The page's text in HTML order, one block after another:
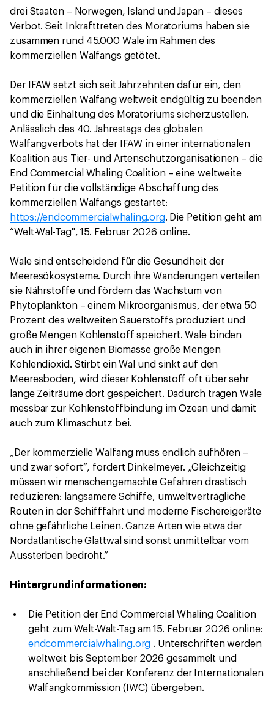
drei Staaten – Norwegen, Island und Japan – dieses
Verbot. Seit Inkrafttreten des Moratoriums haben sie
zusammen rund 45.000 Wale im Rahmen des
kommerziellen Walfangs getötet.
Der IFAW setzt sich seit Jahrzehnten dafür ein, den
kommerziellen Walfang weltweit endgültig zu beenden
und die Einhaltung des Moratoriums sicherzustellen.
Anlässlich des 40. Jahrestags des globalen
Walfangverbots hat der IFAW in einer internationalen
Koalition aus Tier- und Artenschutzorganisationen – die
End Commercial Whaling Coalition – eine weltweite
Petition für die vollständige Abschaffung des
kommerziellen Walfangs gestartet:
https://endcommercialwhaling.org. Die Petition geht am
“Welt-Wal-Tag", 15. Februar 2026 online.
Wale sind entscheidend für die Gesundheit der
Meeresökosysteme. Durch ihre Wanderungen verteilen
sie Nährstoffe und fördern das Wachstum von
Phytoplankton – einem Mikroorganismus, der etwa 50
Prozent des weltweiten Sauerstoffs produziert und
große Mengen Kohlenstoff speichert. Wale binden
auch in ihrer eigenen Biomasse große Mengen
Kohlendioxid. Stirbt ein Wal und sinkt auf den
Meeresboden, wird dieser Kohlenstoff oft über sehr
lange Zeiträume dort gespeichert. Dadurch tragen Wale
messbar zur Kohlenstoffbindung im Ozean und damit
auch zum Klimaschutz bei.
„Der kommerzielle Walfang muss endlich aufhören –
und zwar sofort“, fordert Dinkelmeyer. „Gleichzeitig
müssen wir menschengemachte Gefahren drastisch
reduzieren: langsamere Schiffe, umweltverträgliche
Routen in der Schifffahrt und moderne Fischereigeräte
ohne gefährliche Leinen. Ganze Arten wie etwa der
Nordatlantische Glattwal sind sonst unmittelbar vom
Aussterben bedroht.“
Hintergrundinformationen:
Die Petition der End Commercial Whaling Coalition
geht zum Welt-Walt-Tag am 15. Februar 2026 online:
endcommercialwhaling.org . Unterschriften werden
weltweit bis September 2026 gesammelt und
anschließend bei der Konferenz der Internationalen
Walfangkommission (IWC) übergeben.